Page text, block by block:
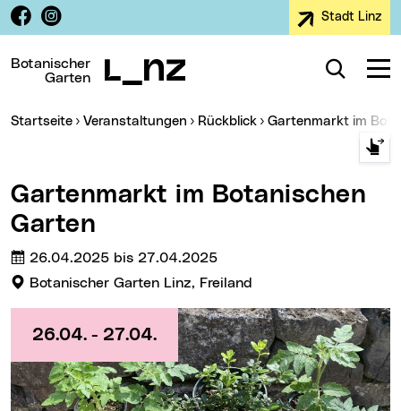
Zur Navigation
Zum Inhalt
Zur Suche
Facebook
Instagram Stadt Linz
Botanischer
Garten
Suche
Sie sind hier:
Startseite Veranstaltungen Rückblick Gartenmarkt im
Gartenmarkt im Botanischen
Garten
Termin:
26.04.2025 bis 27.04.2025
Veranstaltungsort:
Botanischer Garten Linz, Freiland
26.04. - 27.04.